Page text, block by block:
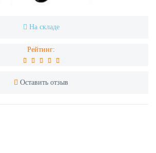
На складе
Рейтинг:
Оставить отзыв